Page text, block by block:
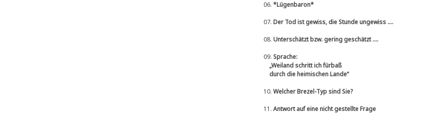
06. *Lügenbaron*
07. Der Tod ist gewiss, die Stunde ungewiss ....
08. Unterschätzt bzw. gering geschätzt ....
09. Sprache:
„Weiland schritt ich fürbaß
durch die heimischen Lande“
10. Welcher Brezel-Typ sind Sie?
11. Antwort auf eine nicht gestellte Frage